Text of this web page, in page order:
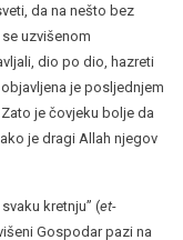
da na nešto bez
uzvišenom
dio po dio, hazreti
je posljednjem
je čovjeku bolje da
je dragi Allah njegov
kretnju” (et-
Gospodar pazi na